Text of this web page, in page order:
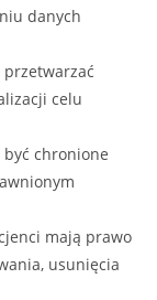
danych
celu
być chronione
mają prawo
usunięcia